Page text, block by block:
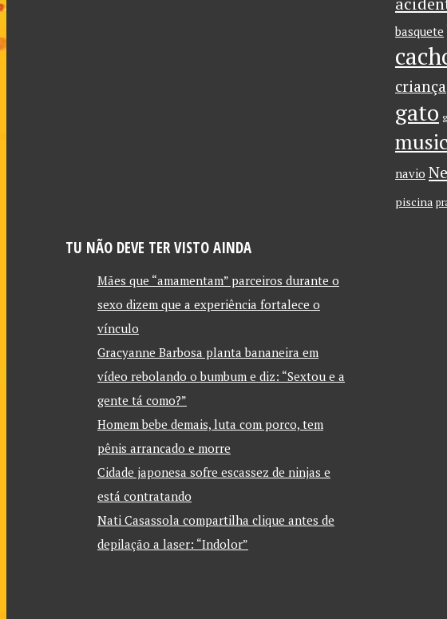
TU NÃO DEVE TER VISTO AINDA
Mães que “amamentam” parceiros durante o
sexo dizem que a experiência fortalece o
vínculo
Gracyanne Barbosa planta bananeira em
vídeo rebolando o bumbum e diz: “Sextou e a
gente tá como?”
Homem bebe demais, luta com porco, tem
pênis arrancado e morre
Cidade japonesa sofre escassez de ninjas e
está contratando
Nati Casassola compartilha clique antes de
depilação a laser: “Indolor”
basquete
criança
gato
navio
piscina